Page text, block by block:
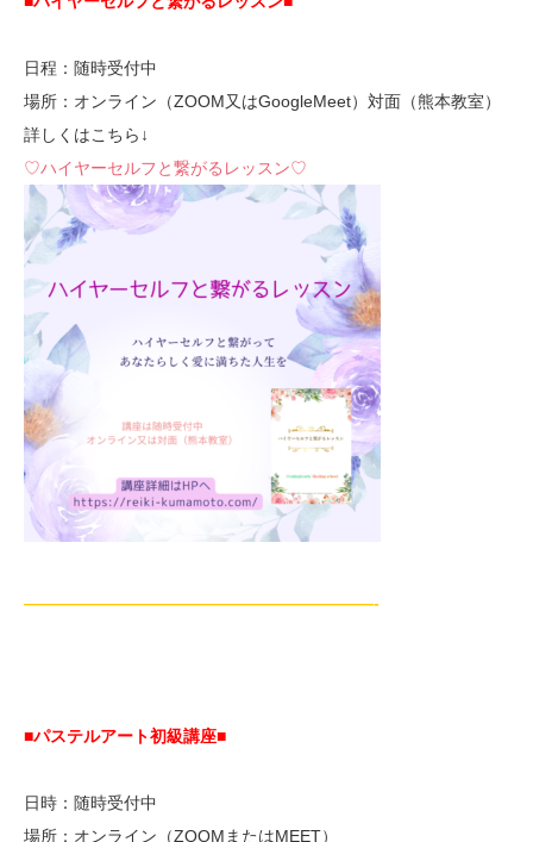
日程：随時受付中
場所：オンライン（ZOOM又はGoogleMeet）対面（熊本教室）
詳しくはこちら↓
♡ハイヤーセルフと繋がるレッスン♡
—————————————————————-
■パステルアート初級講座■
日時：随時受付中
場所：オンライン（ZOOMまたはMEET）